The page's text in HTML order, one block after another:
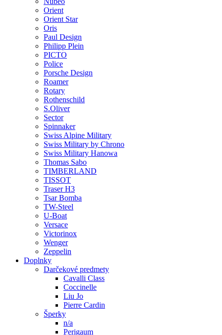
Orient
Orient Star
Oris
Paul Design
Philipp Plein
PICTO
Police
Porsche Design
Roamer
Rotary
Rothenschild
S.Oliver
Sector
Spinnaker
Swiss Alpine Military
Swiss Military by Chrono
Swiss Military Hanowa
Thomas Sabo
TIMBERLAND
TISSOT
Traser H3
Tsar Bomba
TW-Steel
U-Boat
Versace
Victorinox
Wenger
Zeppelin
Doplnky
Darčekové predmety
Cavalli Class
Coccinelle
Liu Jo
Pierre Cardin
Šperky
n/a
Perigaum